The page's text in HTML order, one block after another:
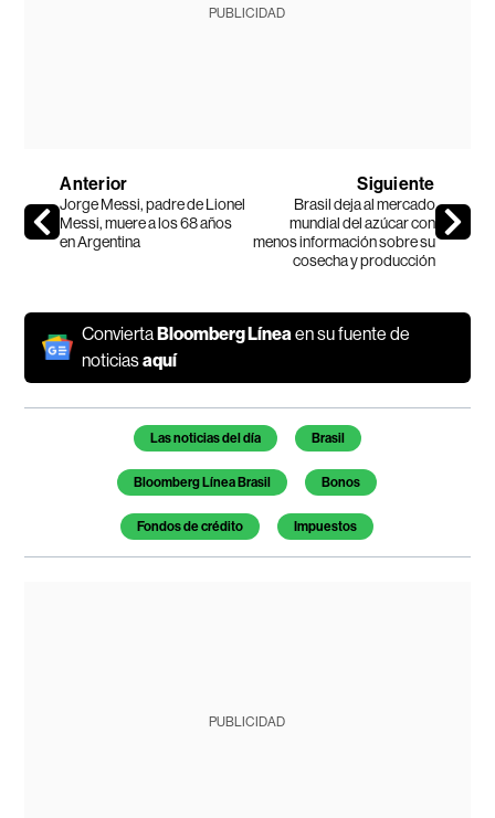
PUBLICIDAD
Anterior
Jorge Messi, padre de Lionel
Messi, muere a los 68 años
en Argentina
Siguiente
Brasil deja al mercado
mundial del azúcar con
menos información sobre su
cosecha y producción
ConviertaBloomberg Línea en su fuente de
noticiasaquí
Temas de este artículo
Las noticias del día Brasil
Bloomberg Línea Brasil Bonos
Fondos de crédito Impuestos
PUBLICIDAD